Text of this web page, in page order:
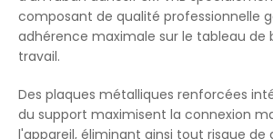
composant de qualité professionnelle
adhérence maximale sur le tableau de
travail.
Des plaques métalliques renforcées
du support maximisent la connexion
l'appareil, éliminant ainsi tout risque de